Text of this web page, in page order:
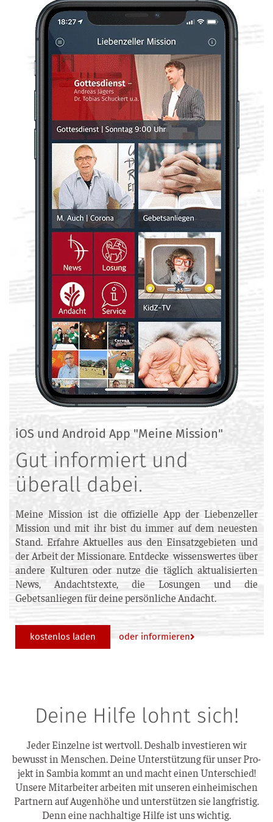
iOS und Android App "Meine Mission"
Gut informiert und
überall dabei.
Meine Mission ist die offizielle App der Liebenzeller
Mission und mit ihr bist du immer auf dem neuesten
Stand. Erfahre Aktuelles aus den Einsatzgebieten und
der Arbeit der Missionare. Entdecke wissenswertes über
andere Kulturen oder nutze die täglich aktualisierten
News, Andachtstexte, die Losungen und die
Gebetsanliegen für deine persönliche Andacht.
kostenlos laden oder informieren
Deine Hilfe lohnt sich!
Jeder Ein­zel­ne ist wert­voll. Des­halb inves­tie­ren wir
bewusst in Men­schen. Dei­ne Unter­stüt­zung für unser Pro­
jekt in Sam­bia kommt an und macht einen Unter­schied!
Unse­re Mit­ar­bei­ter arbei­ten mit unse­ren ein­hei­mi­schen
Part­nern auf Augen­hö­he und unter­stüt­zen sie lang­fris­tig.
Denn eine nach­hal­ti­ge Hil­fe ist uns wichtig.